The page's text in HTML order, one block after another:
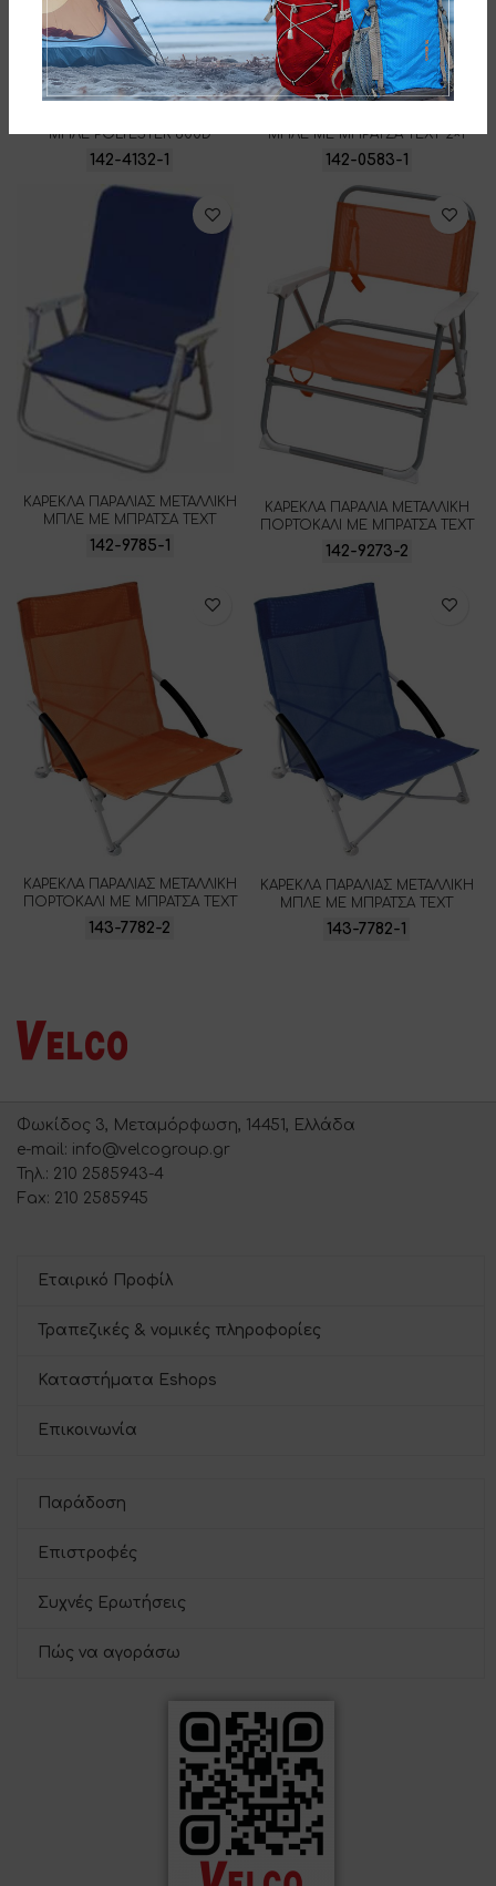
ΜΠΛΕ POLYESTER 600D
142-4132-1
ΜΠΛΕ ΜΕ ΜΠΡΑΤΣΑ TEXT 2×1
142-0583-1
ΚΑΡΕΚΛΑ ΠΑΡΑΛΙΑΣ ΜΕΤΑΛΛΙΚΗ
ΜΠΛΕ ΜΕ ΜΠΡΑΤΣΑ ΤΕΧΤ
142-9785-1
ΚΑΡΕΚΛΑ ΠΑΡΑΛΙΑ ΜΕΤΑΛΛΙΚΗ
ΠΟΡΤΟΚΑΛΙ ΜΕ ΜΠΡΑΤΣΑ ΤΕΧΤ
142-9273-2
ΚΑΡΕΚΛΑ ΠΑΡΑΛΙΑΣ ΜΕΤΑΛΛΙΚΗ
ΠΟΡΤΟΚΑΛΙ ΜΕ ΜΠΡΑΤΣΑ ΤΕΧΤ
143-7782-2
ΚΑΡΕΚΛΑ ΠΑΡΑΛΙΑΣ ΜΕΤΑΛΛΙΚΗ
ΜΠΛΕ ΜΕ ΜΠΡΑΤΣΑ ΤΕΧΤ
143-7782-1
Φωκίδος 3, Μεταμόρφωση, 14451, Ελλάδα
e-mail: info@velcogroup.gr
Τηλ.: 210 2585943-4
Fax: 210 2585945
Εταιρικό Προφίλ
Τραπεζικές & νομικές πληροφορίες
Καταστήματα Eshops
Επικοινωνία
Παράδοση
Επιστροφές
Συχνές Ερωτήσεις
Πώς να αγοράσω